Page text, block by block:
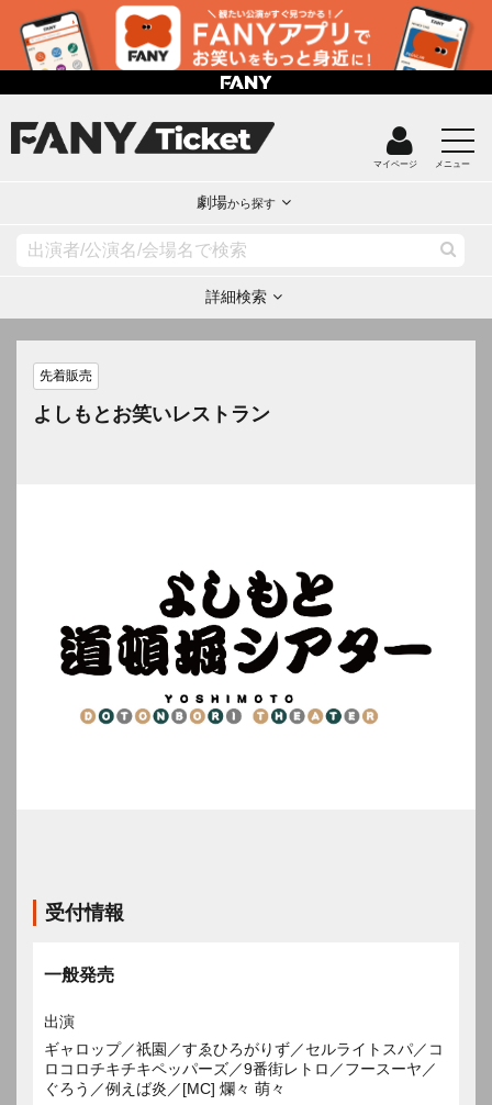
マイページ メニュー
劇場から探す
詳細検索
先着販売
よしもとお笑いレストラン
受付情報
一般発売
出演
ギャロップ／祇園／すゑひろがりず／セルライトスパ／コ
ロコロチキチキペッパーズ／9番街レトロ／フースーヤ／
ぐろう／例えば炎／[MC] 爛々 萌々